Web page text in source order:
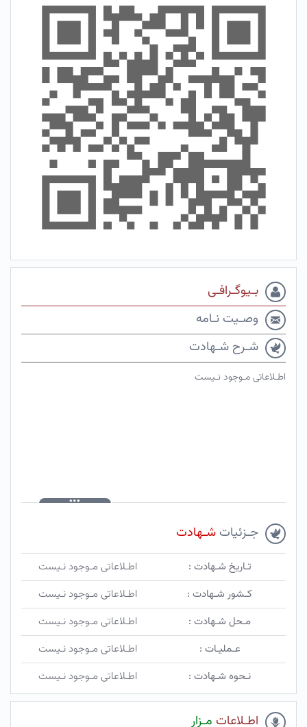
بـیوگـرافـی
وصـیت نـامه
شـرح شـهادت
اطـلاعاتی مـوجود نـیست
جـزئیات شـهادت
تـاریخ شـهادت :
اطـلاعاتی مـوجود نـیست
کـشور شـهادت :
اطـلاعاتی مـوجود نـیست
مـحل شـهادت :
اطـلاعاتی مـوجود نـیست
عـملیـات :
اطـلاعاتی مـوجود نـیست
نـحوه شـهادت :
اطـلاعاتی مـوجود نـیست
اطـلاعات مـزار